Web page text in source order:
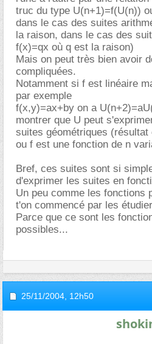
truc du type U(n+1)=f(U(n))
dans le cas des suites
la raison, dans le cas des
f(x)=qx où q est la raison)
Mais on peut très bien avoir
compliquées.
Notamment si f est linéaire
par exemple
f(x,y)=ax+by on a
montrer que U peut
suites géométriques
ou f est une fonction de n
Bref, ces suites sont si
d'exprimer les suites en
Un peu comme les fonctions
t'on commencé par les
Parce que ce sont les
possibles...
25/11/2004, 12h50